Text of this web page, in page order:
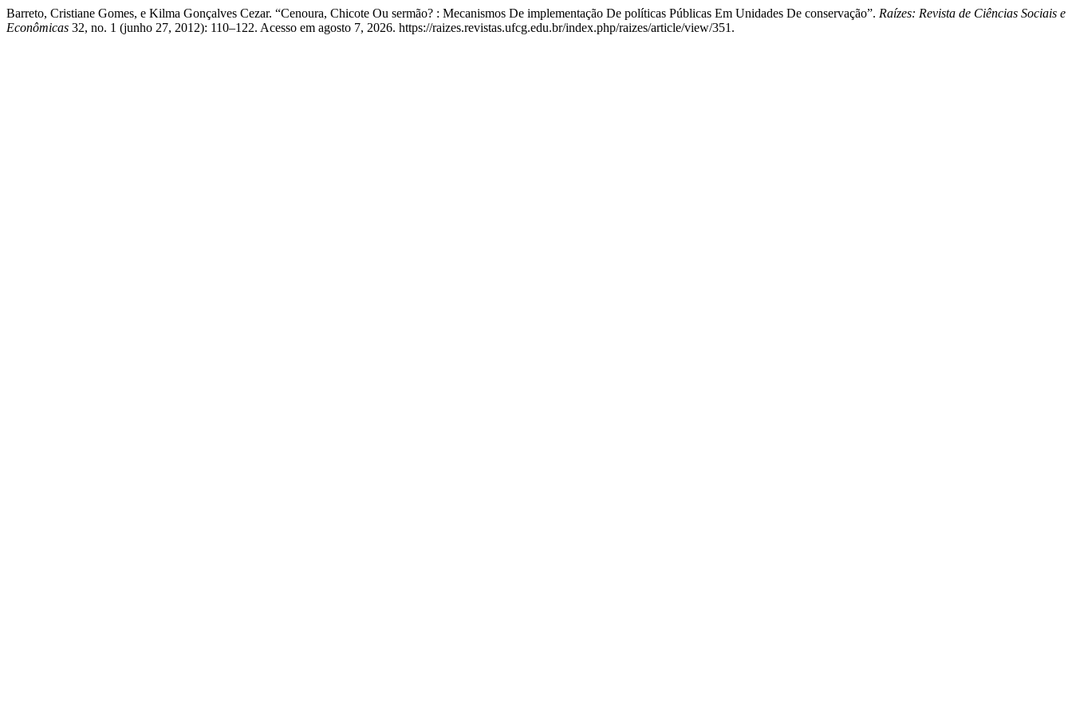
Barreto, Cristiane Gomes, e Kilma Gonçalves Cezar. “Cenoura, Chicote Ou sermão? : Mecanismos De implementação De políticas Públicas Em Unidades De conservação”. Raízes: Revista de Ciências Sociais e
Econômicas 32, no. 1 (junho 27, 2012): 110–122. Acesso em agosto 7, 2026. https://raizes.revistas.ufcg.edu.br/index.php/raizes/article/view/351.